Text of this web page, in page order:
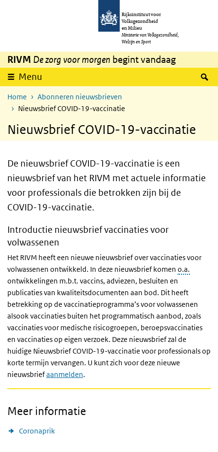
Overslaan en naar de inhoud gaan
Rijksinstituut voor
Volksgezondheid
en Milieu
Ministerie van Volksgezondheid,
Welzijn en Sport
RIVM De zorg voor morgen begint vandaag
Menu
Home
Abonneren nieuwsbrieven
Nieuwsbrief COVID-19-vaccinatie
Nieuwsbrief COVID-19-vaccinatie
De nieuwsbrief COVID-19-vaccinatie is een
nieuwsbrief van het RIVM met actuele informatie
voor professionals die betrokken zijn bij de
COVID-19-vaccinatie.
Introductie nieuwsbrief vaccinaties voor
volwassenen
Het RIVM heeft een nieuwe nieuwsbrief over vaccinaties voor
volwassenen ontwikkeld. In deze nieuwsbrief komen o.a.
ontwikkelingen m.b.t. vaccins, adviezen, besluiten en
publicaties van kwaliteitsdocumenten aan bod. Dit heeft
betrekking op de vaccinatieprogramma’s voor volwassenen
alsook vaccinaties buiten het programmatisch aanbod, zoals
vaccinaties voor medische risicogroepen, beroepsvaccinaties
en vaccinaties op eigen verzoek. Deze nieuwsbrief zal de
huidige Nieuwsbrief COVID-19-vaccinatie voor professionals op
korte termijn vervangen. U kunt zich voor deze nieuwe
nieuwsbriefaanmelden.
Meer informatie
Coronaprik